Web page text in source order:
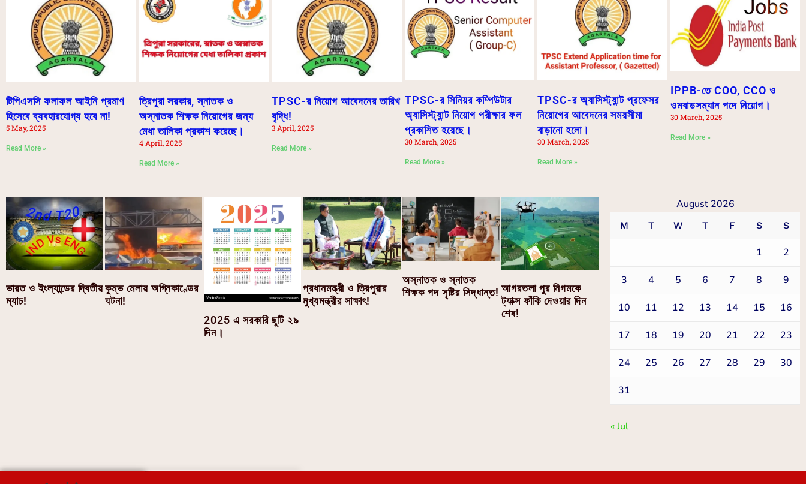
টিপিএসসি ফলাফল আইনি প্রমাণ
হিসেবে ব্যবহারযোগ্য হবে না!
5 May, 2025
Read More »
ত্রিপুরা সরকার, স্নাতক ও
অস্নাতক শিক্ষক নিয়োগের জন্য
মেধা তালিকা প্রকাশ করেছে।
4 April, 2025
Read More »
TPSC-র নিয়োগ আবেদনের তারিখ
বৃদ্ধি!
3 April, 2025
Read More »
TPSC-র সিনিয়র কম্পিউটার
অ্যাসিস্ট্যান্ট নিয়োগ পরীক্ষার ফল
প্রকাশিত হয়েছে।
30 March, 2025
Read More »
TPSC-র অ্যাসিস্ট্যান্ট প্রফেসর
নিয়োগের আবেদনের সময়সীমা
বাড়ানো হলো।
30 March, 2025
Read More »
IPPB-তে COO, CCO ও
ওমবাডসম্যান পদে নিয়োগ।
30 March, 2025
Read More »
ভারত ও ইংল্যান্ডের দ্বিতীয়
ম্যাচ!
কুম্ভ মেলায় অগ্নিকাণ্ডের
ঘটনা!
2025 এ সরকারি ছুটি ২৯
দিন।
প্রধানমন্ত্রী ও ত্রিপুরার
মুখ্যমন্ত্রীর সাক্ষাৎ!
অস্নাতক ও স্নাতক
শিক্ষক পদ সৃষ্টির সিদ্ধান্ত! আগরতলা পুর নিগমকে
ট্যাক্স ফাঁকি দেওয়ার দিন
শেষ!
August 2026
M T W T F S S
1 2
3 4 5 6 7 8 9
10 11 12 13 14 15 16
17 18 19 20 21 22 23
24 25 26 27 28 29 30
31
« Jul